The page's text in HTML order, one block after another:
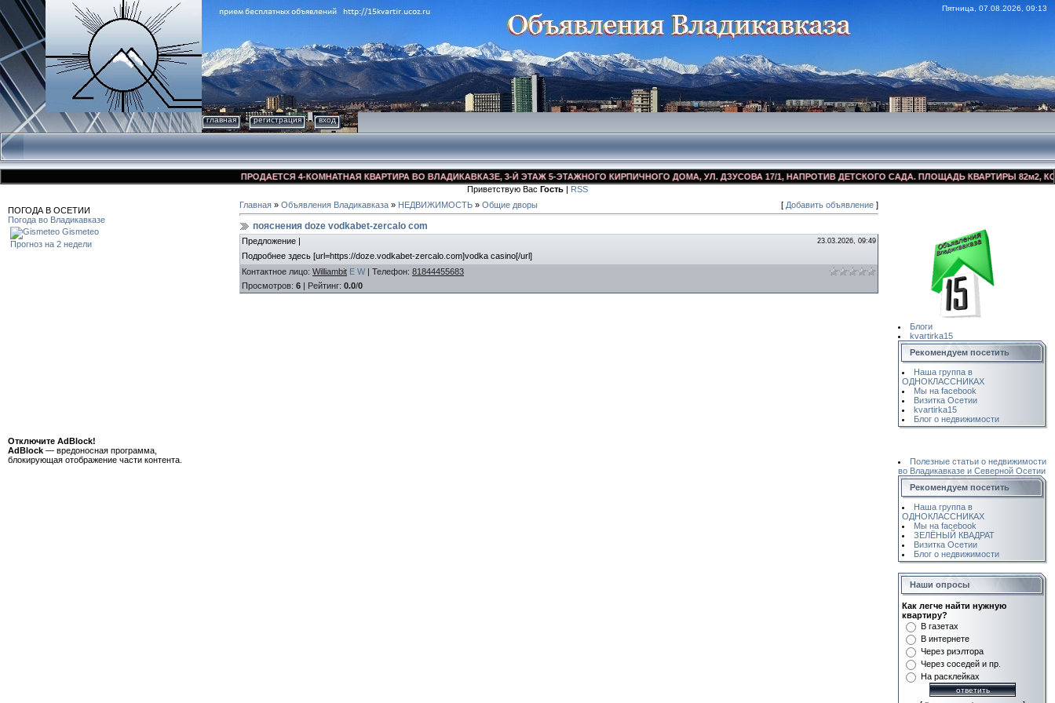
Пятница, 07.08.2026, 09:13
главная регистрация вход
ПРОДАЕТСЯ 4-КОМНАТНАЯ КВАРТИРА ВО ВЛАДИКАВКАЗЕ, 3-Й ЭТАЖ 5-ЭТАЖНОГО КИРПИЧНОГО ДОМА, УЛ. ДЗУСОВА 17/1, НАПРОТИВ ДЕТСКОГО САДА. ПЛОЩАДЬ КВАРТИРЫ 82м2,
Приветствую Вас Гость | RSS
ПОГОДА В ОСЕТИИ
Погода во Владикавказе
Gismeteo
Прогноз на 2 недели
Отключите AdBlock!
AdBlock — вредоносная программа,
блокирующая отображение части контента.
Главная » Объявления Владикавказа » НЕДВИЖИМОСТЬ » Общие дворы [ Добавить объявление ]
пояснения doze vodkabet-zercalo com
Предложение | 23.03.2026, 09:49
Подробнее здесь [url=https://doze.vodkabet-zercalo.com]vodka casino[/url]
Контактное лицо: Williambit E W | Телефон: 81844455683
Просмотров: 6 | Рейтинг: 0.0/0
Блоги
kvartirka15
Рекомендуем посетить
Наша группа в
ОДНОКЛАССНИКАХ
Мы на facebook
Визитка Осетии
kvartirka15
Блог о недвижимости
Полезные статьи о недвижимости
во Владикавказе и Северной Осетии
Рекомендуем посетить
Наша группа в
ОДНОКЛАССНИКАХ
Мы на facebook
ЗЕЛЁНЫЙ КВАДРАТ
Визитка Осетии
Блог о недвижимости
Наши опросы
Как легче найти нужную
квартиру?
В газетах
В интернете
Через риэлтора
Через соседей и пр.
На расклейках